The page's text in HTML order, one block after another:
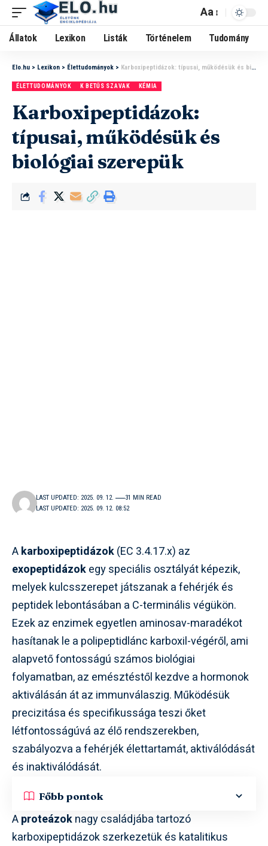
Aa
Állatok Lexikon Listák Történelem Tudomány
Elo.hu > Lexikon > Élettudományok > Karboxipeptidázok: típusai, működésük és biológiai szerepük
ÉLETTUDOMÁNYOK K BETŰS SZAVAK KÉMIA
Karboxipeptidázok:
típusai, működésük és
biológiai szerepük
LAST UPDATED: 2025. 09. 12. 08:52
LAST UPDATED: 2025. 09. 12. 31 MIN READ
Akarboxipeptidázok(EC 3.4.17.x) az
exopeptidázokegy speciális osztályát képezik,
melyek kulcsszerepet játszanak a fehérjék és
peptidek lebontásában a C-terminális végükön.
Ezek az enzimek egyetlen aminosav-maradékot
hasítanak le a polipeptidlánc karboxil-végéről, ami
alapvető fontosságú számos biológiai
folyamatban, az emésztéstől kezdve a hormonok
aktiválásán át az immunválaszig. Működésük
precizitása és specifikussága teszi őket
létfontosságúvá az élő rendszerekben,
szabályozva a fehérjék élettartamát, aktiválódását
és inaktiválódását.
Főbb pontok
Aproteázoknagy családjába tartozó
karboxipeptidázok szerkezetük és katalitikus